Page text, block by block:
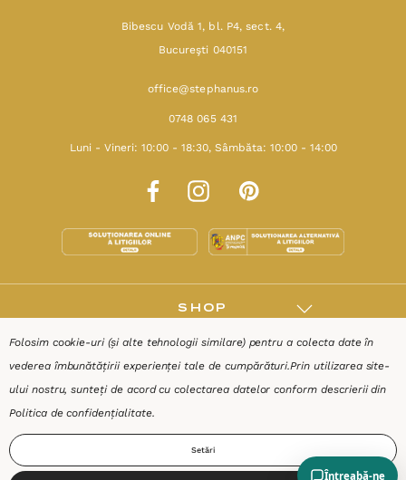
Bibescu Vodă 1, bl. P4, sect. 4,
Bucureşti 040151
office@stephanus.ro
0748 065 431
Luni - Vineri: 10:00 - 18:30, Sâmbăta: 10:00 - 14:00
SHOP
Folosim cookie-uri (și alte tehnologii similare) pentru a colecta date în
vederea îmbunătățirii experienței tale de cumpărături.Prin utilizarea site-
ului nostru, sunteți de acord cu colectarea datelor conform descrierii din
Politica de confidențialitate.
Setări